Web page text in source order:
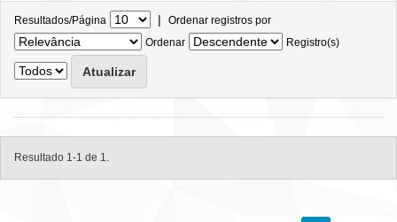
Resultados/Página | Ordenar registros por
Ordenar
Registro(s)
Resultado 1-1 de 1.